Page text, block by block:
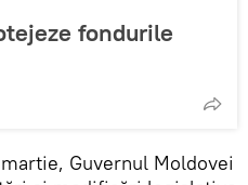
fondurile
Guvernul Moldovei